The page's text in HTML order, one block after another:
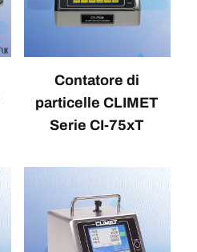
Contatore di
particelle CLIMET
Serie CI-75xT